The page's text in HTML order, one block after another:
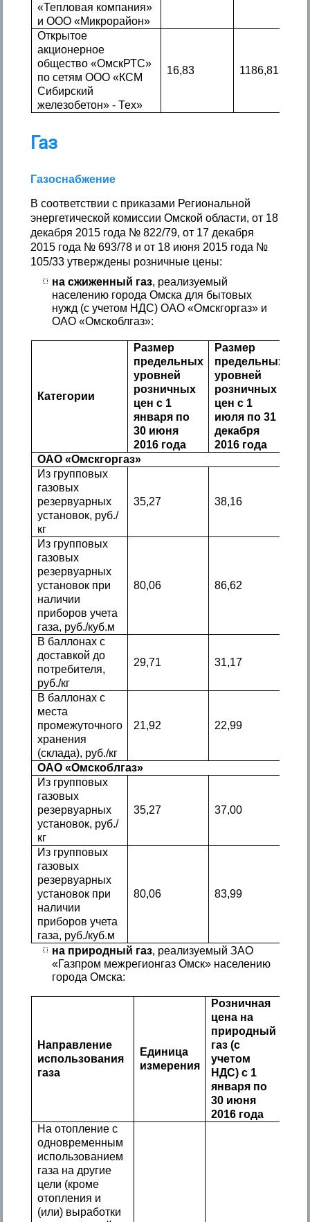
«Тепловая компания»
и ООО «Микрорайон»
Открытое
акционерное
общество «ОмскРТС»
по сетям ООО «КСМ
Сибирский
железобетон» - Тех»
16,83 1186,81
Газ
Газоснабжение
В соответствии с приказами Региональной
энергетической комиссии Омской области, от 18
декабря 2015 года № 822/79, от 17 декабря
2015 года № 693/78 и от 18 июня 2015 года №
105/33 утверждены розничные цены:
на сжиженный газ, реализуемый
населению города Омска для бытовых
нужд (с учетом НДС) ОАО «Омскгоргаз» и
ОАО «Омскоблгаз»:
Категории
Размер
предельных
уровней
розничных
цен с 1
января по
30 июня
2016 года
Размер
предельных
уровней
розничных
цен с 1
июля по 31
декабря
2016 года
ОАО «Омскгоргаз»
Из групповых
газовых
резервуарных
установок, руб./
кг
35,27 38,16
Из групповых
газовых
резервуарных
установок при
наличии
приборов учета
газа, руб./куб.м
80,06 86,62
В баллонах с
доставкой до
потребителя,
руб./кг
29,71 31,17
В баллонах с
места
промежуточного
хранения
(склада), руб./кг
21,92 22,99
ОАО «Омскоблгаз»
Из групповых
газовых
резервуарных
установок, руб./
кг
35,27 37,00
Из групповых
газовых
резервуарных
установок при
наличии
приборов учета
газа, руб./куб.м
80,06 83,99
на природный газ, реализуемый ЗАО
«Газпром межрегионгаз Омск» населению
города Омска:
Направление
использования
газа
Единица
измерения
Розничная
цена на
природный
газ (с
учетом
НДС) с 1
января по
30 июня
2016 года
На отопление с
одновременным
использованием
газа на другие
цели (кроме
отопления и
(или) выработки